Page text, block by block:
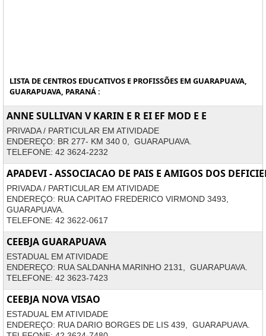
LISTA DE CENTROS EDUCATIVOS E PROFISSÕES EM GUARAPUAVA,
GUARAPUAVA, PARANÁ :
ANNE SULLIVAN V KARIN E R EI EF MOD E E
PRIVADA / PARTICULAR EM ATIVIDADE
ENDEREÇO: BR 277- KM 340 0, GUARAPUAVA.
TELEFONE: 42 3624-2232
APADEVI - ASSOCIACAO DE PAIS E AMIGOS DOS
PRIVADA / PARTICULAR EM ATIVIDADE
ENDEREÇO: RUA CAPITAO FREDERICO VIRMOND 3493,
GUARAPUAVA.
TELEFONE: 42 3622-0617
CEEBJA GUARAPUAVA
ESTADUAL EM ATIVIDADE
ENDEREÇO: RUA SALDANHA MARINHO 2131, GUARAPUAVA.
TELEFONE: 42 3623-7423
CEEBJA NOVA VISAO
ESTADUAL EM ATIVIDADE
ENDEREÇO: RUA DARIO BORGES DE LIS 439, GUARAPUAVA.